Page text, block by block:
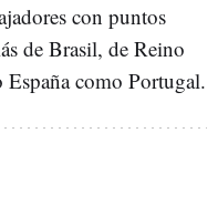
con puntos
de Brasil, de Reino
como Portugal.